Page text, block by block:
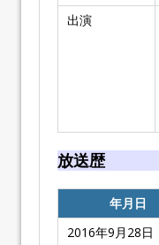
出演
放送歴
年月日
2016年9月28日